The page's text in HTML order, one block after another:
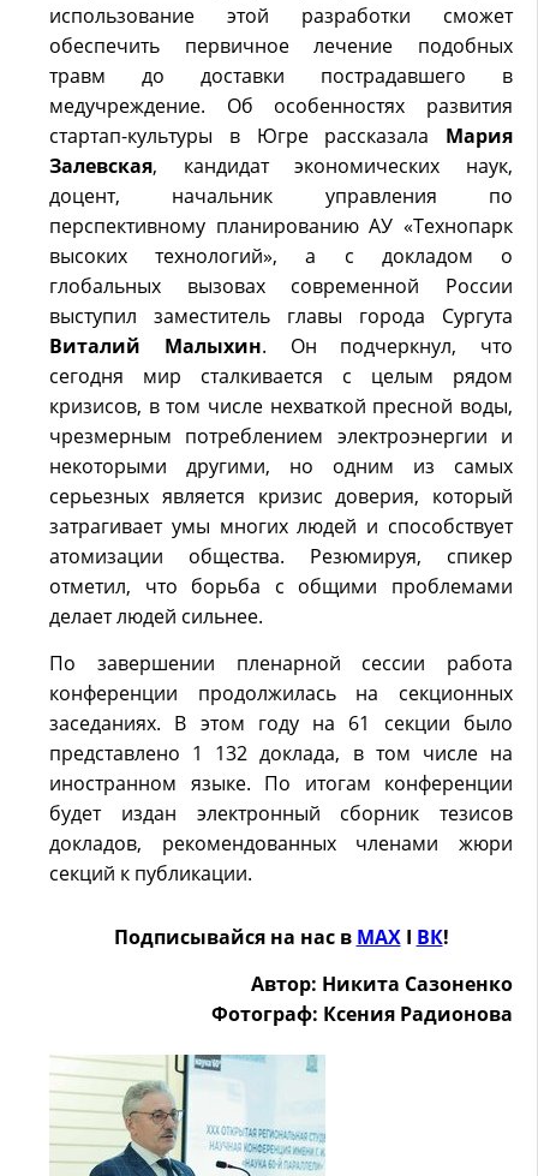
использование этой разработки сможет
обеспечить первичное лечение подобных
травм до доставки пострадавшего в
медучреждение. Об особенностях развития
стартап-культуры в Югре рассказала Мария
Залевская, кандидат экономических наук,
доцент, начальник управления по
перспективному планированию АУ «Технопарк
высоких технологий», а с докладом о
глобальных вызовах современной России
выступил заместитель главы города Сургута
Виталий Малыхин. Он подчеркнул, что
сегодня мир сталкивается с целым рядом
кризисов, в том числе нехваткой пресной воды,
чрезмерным потреблением электроэнергии и
некоторыми другими, но одним из самых
серьезных является кризис доверия, который
затрагивает умы многих людей и способствует
атомизации общества. Резюмируя, спикер
отметил, что борьба с общими проблемами
делает людей сильнее.
По завершении пленарной сессии работа
конференции продолжилась на секционных
заседаниях. В этом году на 61 секции было
представлено 1 132 доклада, в том числе на
иностранном языке. По итогам конференции
будет издан электронный сборник тезисов
докладов, рекомендованных членами жюри
секций к публикации.
Подписывайся на нас в MAXӀ ВК!
Автор: Никита Сазоненко
Фотограф: Ксения Радионова